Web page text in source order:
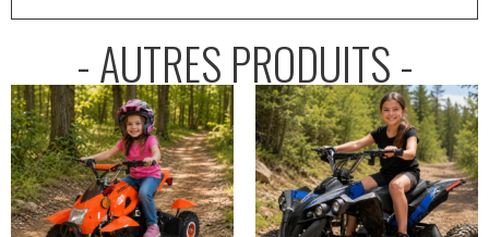
- AUTRES PRODUITS -